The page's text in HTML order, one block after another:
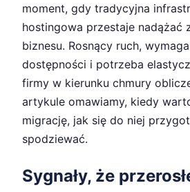
moment, gdy tradycyjna
hostingowa przestaje nadążać
biznesu. Rosnący ruch,
dostępności i potrzeba
firmy w kierunku chmury
artykule omawiamy, kiedy
migrację, jak się do niej
spodziewać.
Sygnały, że